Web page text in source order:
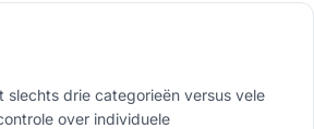
slechts drie categorieën versus vele
over individuele